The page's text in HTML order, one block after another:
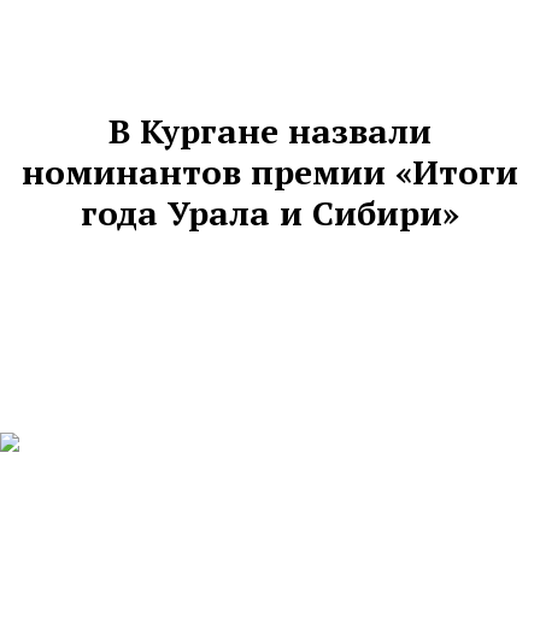
В Кургане назвали
номинантов премии «Итоги
года Урала и Сибири»